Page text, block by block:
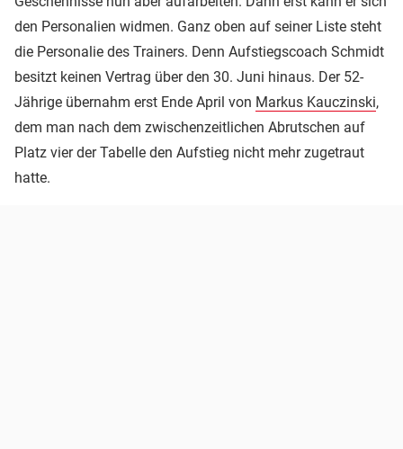
den Personalien widmen. Ganz oben auf seiner Liste steht
die Personalie des Trainers. Denn Aufstiegscoach Schmidt
besitzt keinen Vertrag über den 30. Juni hinaus. Der 52-
Jährige übernahm erst Ende April von Markus Kauczinski,
dem man nach dem zwischenzeitlichen Abrutschen auf
Platz vier der Tabelle den Aufstieg nicht mehr zugetraut
hatte.